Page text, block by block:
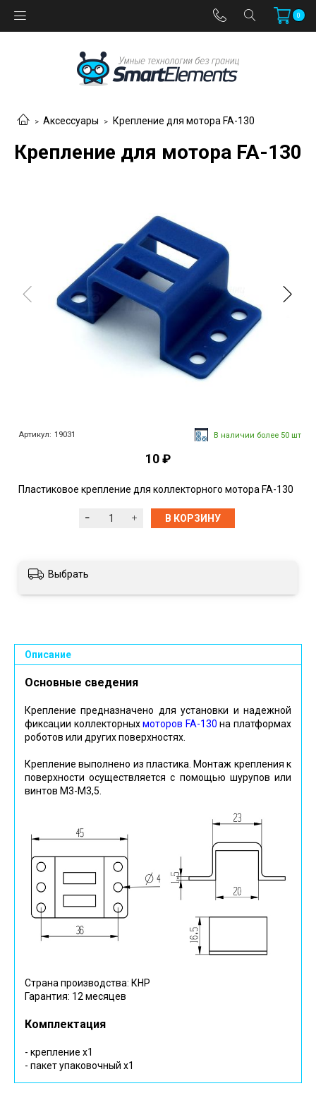
0
Аксессуары Крепление для мотора FA-130
Крепление для мотора FA-130
Артикул: 19031 В наличии более 50 шт
10 ₽
Пластиковое крепление для коллекторного мотора FA-130
В КОРЗИНУ
Выбрать
Описание
Основные сведения
Крепление предназначено для установки и надежной
фиксации коллекторныхмоторов FA-130 на платформах
роботов или других поверхностях.
Крепление выполнено из пластика. Монтаж крепления к
поверхности осуществляется с помощью шурупов или
винтов М3-М3,5.
Страна производства: КНР
Гарантия: 12 месяцев
Комплектация
- крепление х1
- пакет упаковочный х1